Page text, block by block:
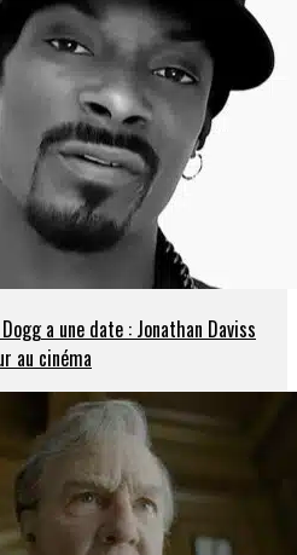
a une date : Jonathan Daviss
au cinéma